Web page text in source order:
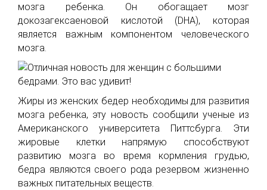
мозга ребенка. Он обогащает мозг
докозагексаеновой кислотой (DHA), которая
является важным компонентом человеческого
мозга.
Жиры из женских бедер необходимы для развития
мозга ребенка, эту новость сообщили ученые из
Американского университета Питтсбурга. Эти
жировые клетки напрямую способствуют
развитию мозга во время кормления грудью,
бедра являются своего рода резервом жизненно
важных питательных веществ.